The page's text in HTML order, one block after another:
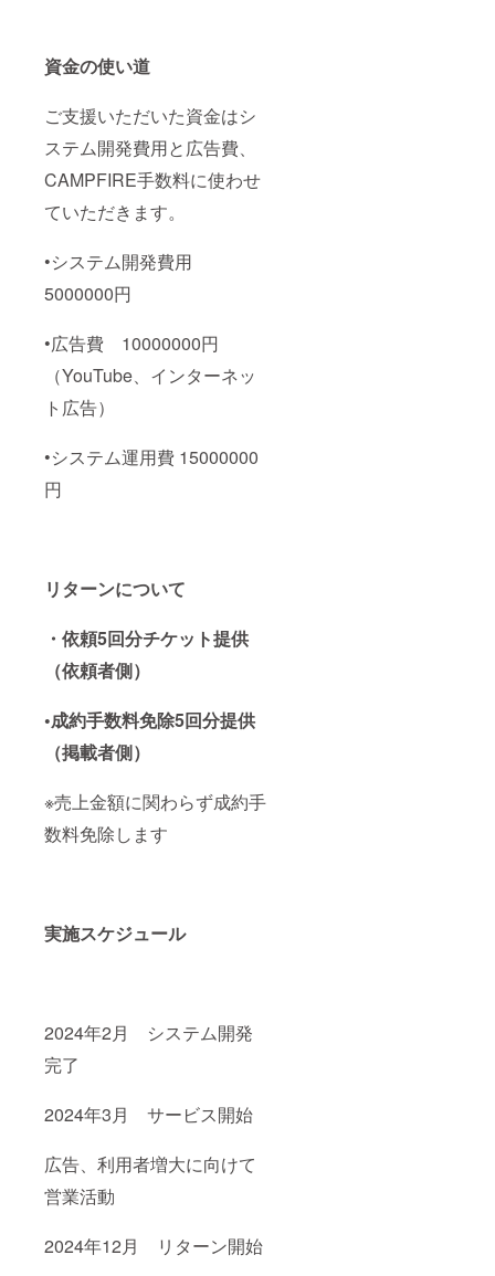
資金の使い道
ご支援いただいた資金はシ
ステム開発費用と広告費、
CAMPFIRE手数料に使わせ
ていただきます。
•システム開発費用
5000000円
•広告費 10000000円
（YouTube、インターネッ
ト広告）
•システム運用費 15000000
円
リターンについて
・依頼5回分チケット提供
（依頼者側）
•成約手数料免除5回分提供
（掲載者側）
※売上金額に関わらず成約手
数料免除します
実施スケジュール
2024年2月 システム開発
完了
2024年3月 サービス開始
広告、利用者増大に向けて
営業活動
2024年12月 リターン開始